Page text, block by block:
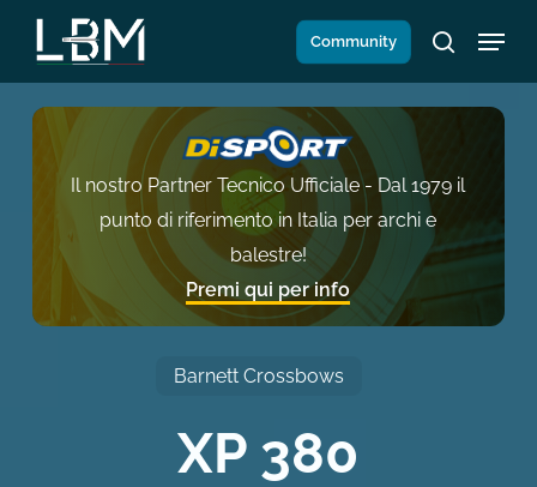
Salta
contenuto
principale
Community
search
Menu
Il nostro Partner Tecnico Ufficiale - Dal 1979 il
punto di riferimento in Italia per archi e
balestre!
Premi qui per info
Barnett Crossbows
XP 380